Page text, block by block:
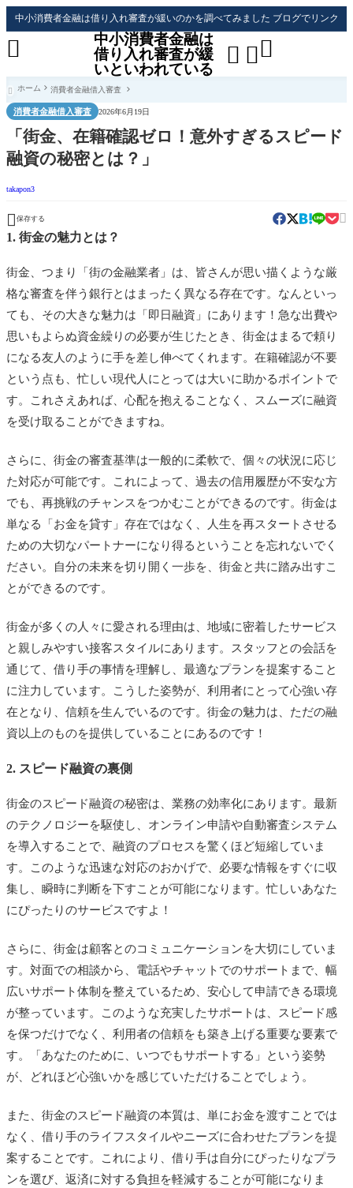
中小消費者金融は借り入れ審査が緩いのかを調べてみました ブログでリンク
中小消費者金融は
借り入れ審査が緩
いといわれている
 

 ホーム 消費者金融借入審査
消費者金融借入審査 2026年6月19日
「街金、在籍確認ゼロ！意外すぎるスピード
融資の秘密とは？」
takapon3
 保存する 
1. 街金の魅力とは？
街金、つまり「街の金融業者」は、皆さんが思い描くような厳
格な審査を伴う銀行とはまったく異なる存在です。なんといっ
ても、その大きな魅力は「即日融資」にあります！急な出費や
思いもよらぬ資金繰りの必要が生じたとき、街金はまるで頼り
になる友人のように手を差し伸べてくれます。在籍確認が不要
という点も、忙しい現代人にとっては大いに助かるポイントで
す。これさえあれば、心配を抱えることなく、スムーズに融資
を受け取ることができますね。
さらに、街金の審査基準は一般的に柔軟で、個々の状況に応じ
た対応が可能です。これによって、過去の信用履歴が不安な方
でも、再挑戦のチャンスをつかむことができるのです。街金は
単なる「お金を貸す」存在ではなく、人生を再スタートさせる
ための大切なパートナーになり得るということを忘れないでく
ださい。自分の未来を切り開く一歩を、街金と共に踏み出すこ
とができるのです。
街金が多くの人々に愛される理由は、地域に密着したサービス
と親しみやすい接客スタイルにあります。スタッフとの会話を
通じて、借り手の事情を理解し、最適なプランを提案すること
に注力しています。こうした姿勢が、利用者にとって心強い存
在となり、信頼を生んでいるのです。街金の魅力は、ただの融
資以上のものを提供していることにあるのです！
2. スピード融資の裏側
街金のスピード融資の秘密は、業務の効率化にあります。最新
のテクノロジーを駆使し、オンライン申請や自動審査システム
を導入することで、融資のプロセスを驚くほど短縮していま
す。このような迅速な対応のおかげで、必要な情報をすぐに収
集し、瞬時に判断を下すことが可能になります。忙しいあなた
にぴったりのサービスですよ！
さらに、街金は顧客とのコミュニケーションを大切にしていま
す。対面での相談から、電話やチャットでのサポートまで、幅
広いサポート体制を整えているため、安心して申請できる環境
が整っています。このような充実したサポートは、スピード感
を保つだけでなく、利用者の信頼をも築き上げる重要な要素で
す。「あなたのために、いつでもサポートする」という姿勢
が、どれほど心強いかを感じていただけることでしょう。
また、街金のスピード融資の本質は、単にお金を渡すことでは
なく、借り手のライフスタイルやニーズに合わせたプランを提
案することです。これにより、借り手は自分にぴったりなプラ
ンを選び、返済に対する負担を軽減することが可能になりま